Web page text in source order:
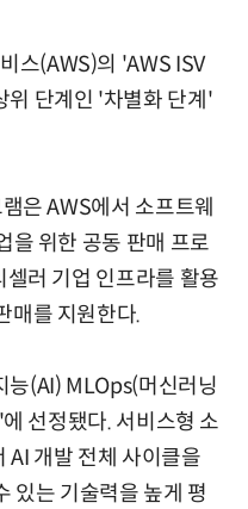
스(AWS)의 'AWS ISV
위 단계인 '차별화 단계'
은 AWS에서 소프트웨
을 위한 공동 판매 프로
러 기업 인프라를 활용
매를 지원한다.
능(AI) MLOps(머신러닝
선정됐다. 서비스형 소
AI 개발 전체 사이클을
있는 기술력을 높게 평